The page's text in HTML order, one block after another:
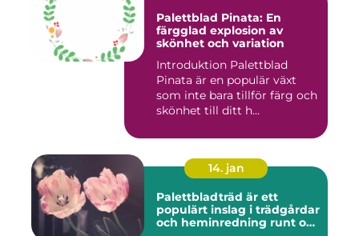
Palettblad Pinata: En
färgglad explosion av
skönhet och variation
Introduktion Palettblad
Pinata är en populär växt
som inte bara tillför färg och
skönhet till ditt h...
14. jan
Palettbladträd är ett
populärt inslag i trädgårdar
och heminredning runt om